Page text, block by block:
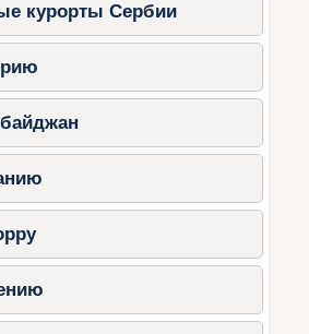
детей, волновой бассейн
реки.
(La Mer):
малышей, аттракционы
и ленивые реки.
парки
широкий выбор
для детей разного
курорты Сербии